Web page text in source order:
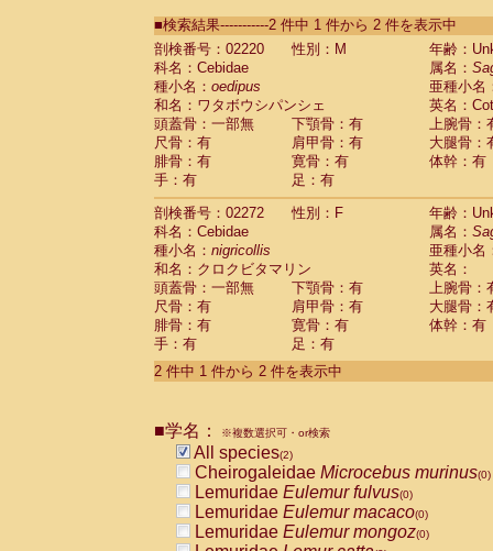
CebidaeSaguinus labiatus(0)
Cebidae Saguinus leucopus (0)
Cebidae
Cebidae
CebidaeSaguinus nigricollis (1)
Cebidae Saguinus oedipus
Cebidae Saguinus weddelli
Cebidae Saguinusspp.
Cebidae Aotus trivirgatus
Cebidae Cebus albifrons
Cebidae
CebidaeCebus capucinus
CebidaeCebus nigrivittatus
Cebidae Cebusspp.(0)
Cebidae Saimiri boliviensis
Cebidae Saimiri sciureus
Atelidae Alouatta caraya
AtelidaeAlouatta fusca
AtelidaeAlouatta seniculus
AtelidaeAteles belzebuth
AtelidaeAteles geoffroyi
AtelidaeAteles paniscus(0)
AtelidaeAtelesspp. (0)
AtelidaeLagothrix lagothricha
AtelidaeLagothrix lagothricha cana
PitheciidaeCacajao calvus
■検索結果-----------2 件中 1 件から 2 件を表示中
剖検番号：02220
性別：M
年齢：
科名：Cebidae
属名：
種小名： oedipus
亜種小名
和名：ワタボウシパンシェ
英名：
頭蓋骨：一部無
下顎骨：有
上腕骨：
尺骨：有
肩甲骨：有
大腿骨：
腓骨：有
寛骨：有
体幹：有
手：有
足：有
剖検番号：02272
性別：F
年齢：
科名：Cebidae
属名：
種小名： nigricollis
亜種小名
和名：クロクビタマリン
英名：
頭蓋骨：一部無
下顎骨：有
上腕骨：
尺骨：有
肩甲骨：有
大腿骨：
腓骨：有
寛骨：有
体幹：有
手：有
足：有
2 件中 1 件から 2 件を表示中
■学名： ※複数選択可・or検索
All species(2)
Cheirogaleidae Microcebus murinus(0)
Lemuridae Eulemur fulvus(0)
Lemuridae Eulemur macaco(0)
Lemuridae Eulemur mongoz(0)